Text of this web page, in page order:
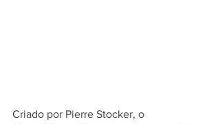
Criado por Pierre Stocker, o